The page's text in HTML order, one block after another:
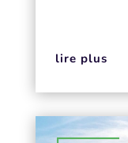
lire plus